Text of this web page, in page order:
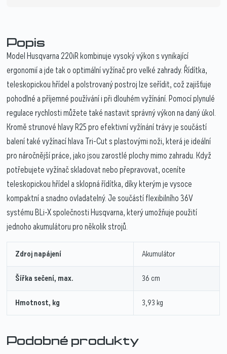
Popis
Model Husqvarna 220iR kombinuje vysoký výkon s vynikající
ergonomií a jde tak o optimální vyžínač pro velké zahrady. Řídítka,
teleskopickou hřídel a polstrovaný postroj lze seřídit, což zajišťuje
pohodlné a příjemné používání i při dlouhém vyžínání. Pomocí plynulé
regulace rychlosti můžete také nastavit správný výkon na daný úkol.
Kromě strunové hlavy R25 pro efektivní vyžínání trávy je součástí
balení také vyžínací hlava Tri-Cut s plastovými noži, která je ideální
pro náročnější práce, jako jsou zarostlé plochy mimo zahradu. Když
potřebujete vyžínač skladovat nebo přepravovat, oceníte
teleskopickou hřídel a sklopná řídítka, díky kterým je vysoce
kompaktní a snadno ovladatelný. Je součástí flexibilního 36V
systému BLi-X společnosti Husqvarna, který umožňuje použití
jednoho akumulátoru pro několik strojů.
Zdroj napájení Akumulátor
Šířka sečení, max. 36 cm
Hmotnost, kg 3,93 kg
Podobné produkty